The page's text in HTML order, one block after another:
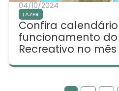
04/10/2024
LAZER
Confira
funcionamento
Recreativo no